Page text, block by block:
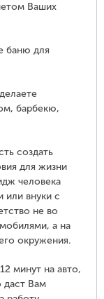
Ваших
баню для
барбекю,
создать
для жизни
человека
или внуки с
не во
а на
окружения.
минут на авто,
даст Вам